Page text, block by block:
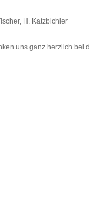
H. Katzbichler
uns ganz herzlich bei